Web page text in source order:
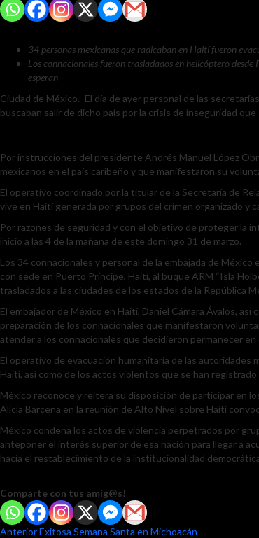
34 personas mexicanas que radicaban en Haití fueron
Los connacionales fueron trasladados en helicóptero
esperan
Ciudad de México.- El día de ayer personal de las
buscaban salir de dicho país por la crisis de inseguridad
Por instrucciones del presidente Andrés Manuel López
mexicanos en el país caribeño y que manifestaron su
El operativo coordinado por la titular de la Secretaría de
vive en Haití generada por grupos del crimen organizado y
Por razones de seguridad y con el objetivo de proteger la
inicio a las 4 de la mañana de este domingo 31 de marzo.
Los 34 connacionales y personal de la embajada de
con sede en Puerto Príncipe, Haití, al buque ARM “Isla
trasladados a las ciudades de los estados de la República
El embajador de México en Haití, Daniel Cámara Ávalos,
preparación de los connacionales que manifestaron
atender a los connacionales que decidieron permanecer en
El operativo de evacuación humanitaria de las
Haití, así como de los actos violentos que se han
México reconoce y reitera su disposición de participar en
Alicia Bárcena en la reunión de Alto Nivel sobre Haití
México condena los actos de violencia perpetrados por
anteponer el interés superior de esa nación para llegar a
hacia el restablecimiento de la institucionalidad
Comparte con tus amig@s!
AnteriorExitosa Semana Santa en Michoacán